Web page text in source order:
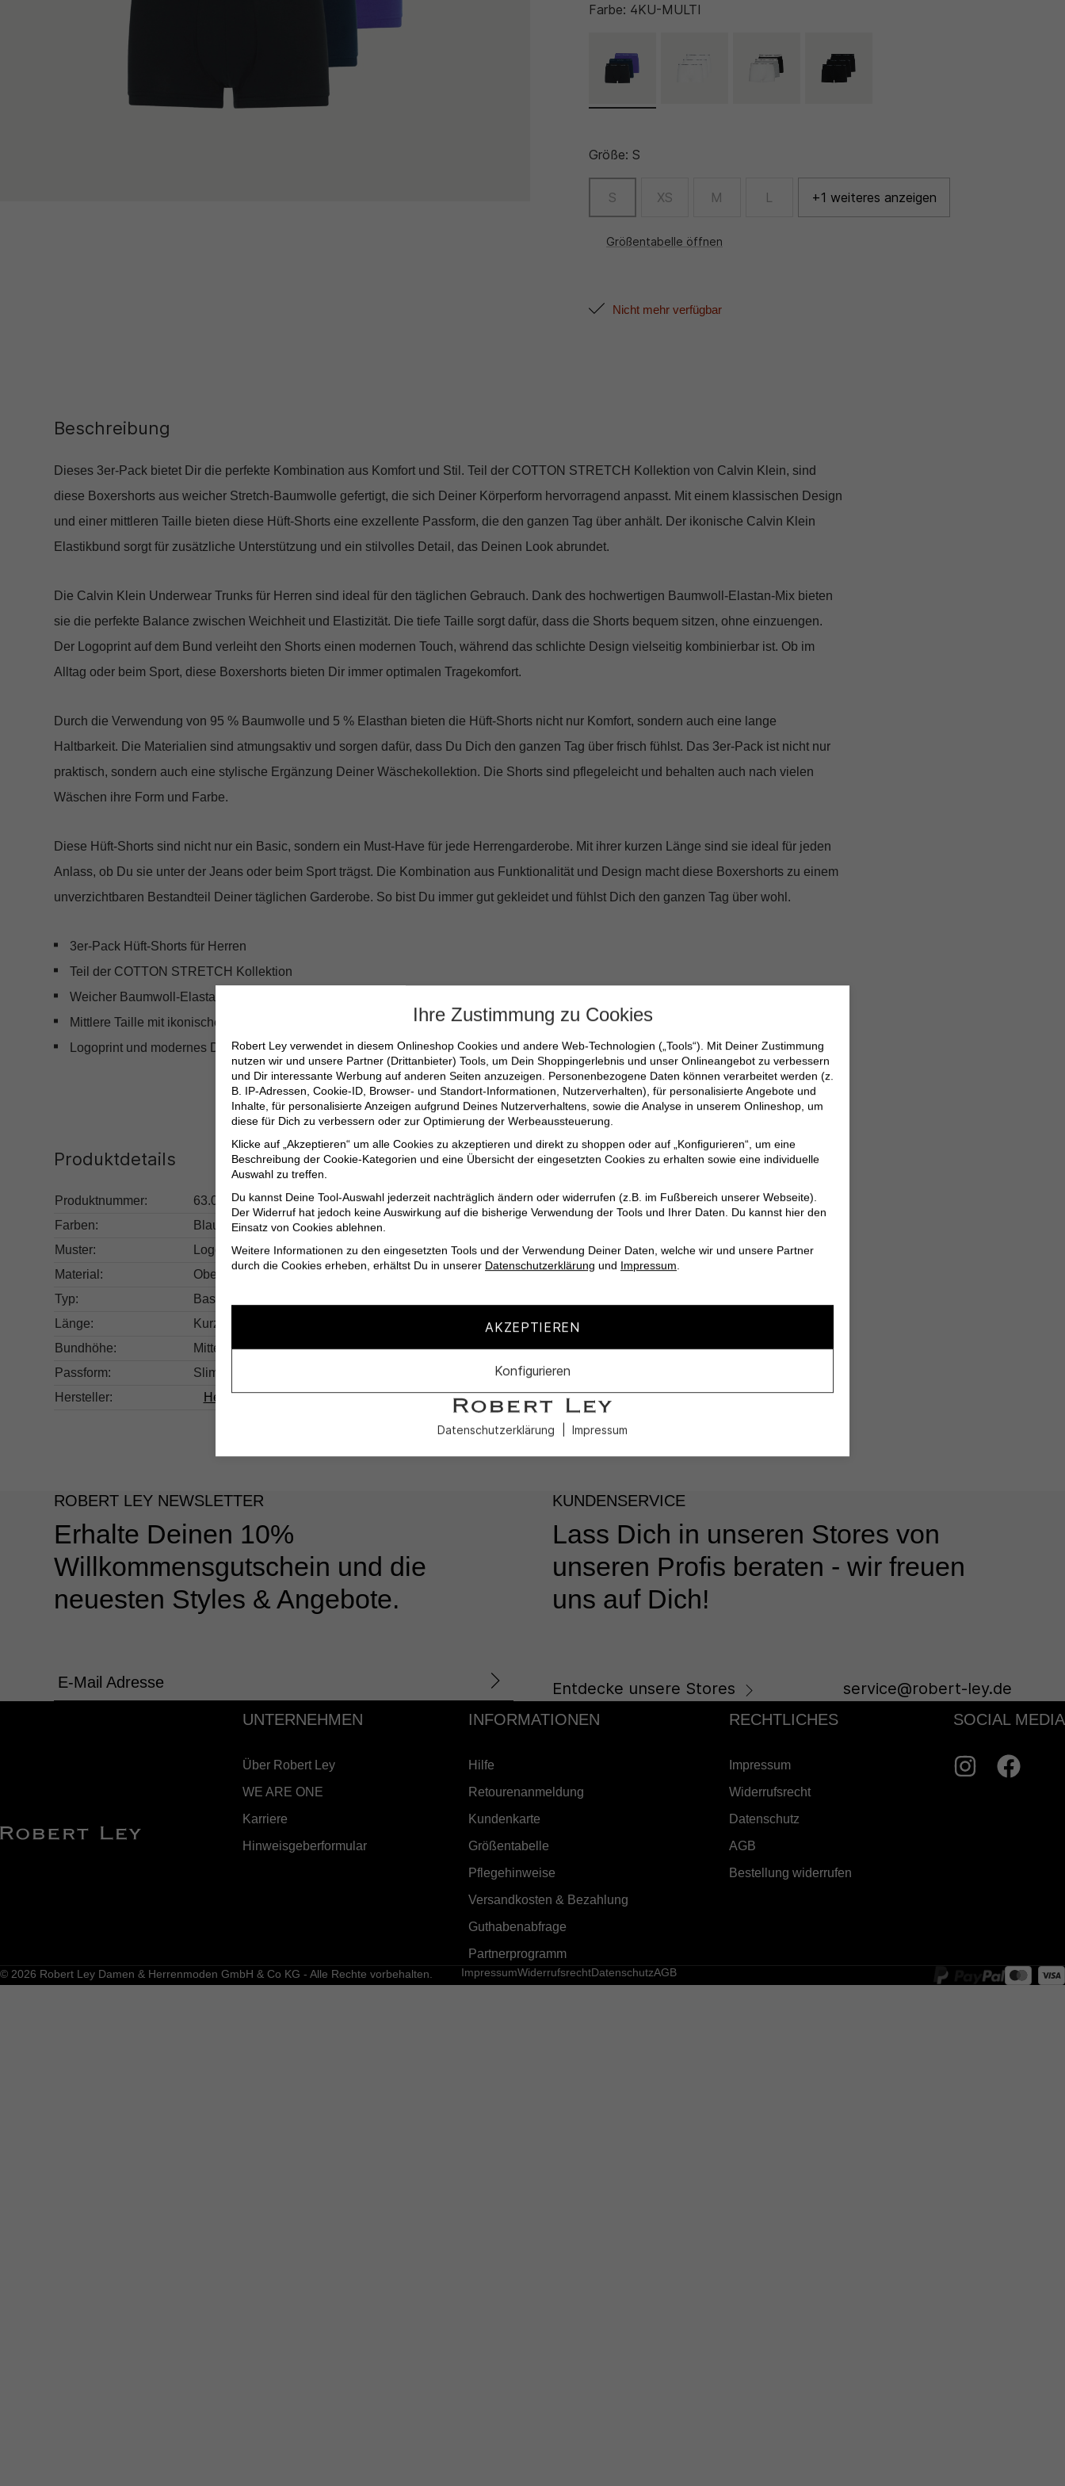
Farbe: 4KU-MULTI
Größe: S
S XS M L +1 weiteres anzeigen
Größentabelle öffnen
Nicht mehr verfügbar
Beschreibung
Dieses 3er-Pack bietet Dir die perfekte Kombination aus Komfort und Stil. Teil der COTTON STRETCH Kollektion von Calvin Klein, sind
diese Boxershorts aus weicher Stretch-Baumwolle gefertigt, die sich Deiner Körperform hervorragend anpasst. Mit einem klassischen Design
und einer mittleren Taille bieten diese Hüft-Shorts eine exzellente Passform, die den ganzen Tag über anhält. Der ikonische Calvin Klein
Elastikbund sorgt für zusätzliche Unterstützung und ein stilvolles Detail, das Deinen Look abrundet.
Die Calvin Klein Underwear Trunks für Herren sind ideal für den täglichen Gebrauch. Dank des hochwertigen Baumwoll-Elastan-Mix bieten
sie die perfekte Balance zwischen Weichheit und Elastizität. Die tiefe Taille sorgt dafür, dass die Shorts bequem sitzen, ohne einzuengen.
Der Logoprint auf dem Bund verleiht den Shorts einen modernen Touch, während das schlichte Design vielseitig kombinierbar ist. Ob im
Alltag oder beim Sport, diese Boxershorts bieten Dir immer optimalen Tragekomfort.
Durch die Verwendung von 95 % Baumwolle und 5 % Elasthan bieten die Hüft-Shorts nicht nur Komfort, sondern auch eine lange
Haltbarkeit. Die Materialien sind atmungsaktiv und sorgen dafür, dass Du Dich den ganzen Tag über frisch fühlst. Das 3er-Pack ist nicht nur
praktisch, sondern auch eine stylische Ergänzung Deiner Wäschekollektion. Die Shorts sind pflegeleicht und behalten auch nach vielen
Wäschen ihre Form und Farbe.
Diese Hüft-Shorts sind nicht nur ein Basic, sondern ein Must-Have für jede Herrengarderobe. Mit ihrer kurzen Länge sind sie ideal für jeden
Anlass, ob Du sie unter der Jeans oder beim Sport trägst. Die Kombination aus Funktionalität und Design macht diese Boxershorts zu einem
unverzichtbaren Bestandteil Deiner täglichen Garderobe. So bist Du immer gut gekleidet und fühlst Dich den ganzen Tag über wohl.
3er-Pack Hüft-Shorts für Herren
Teil der COTTON STRETCH Kollektion
Weicher Baumwoll-Elastan-Mix
Mittlere Taille mit ikonischem Calvin Klein Elastikbund
Logoprint und modernes Design
Produktdetails
Produktnummer:
63.0000U2664G-4KU-S
Farben:
Blau
Muster:
Logoprint
Material:
Obermaterial: 95% Baumwolle, 5% Elasthan
Typ:
Basic
Länge:
Kurz
Bundhöhe:
Mittel
Passform:
Slim Fit
Hersteller:
Herstellerinformationen
ROBERT LEY NEWSLETTER
Erhalte Deinen 10%
Willkommensgutschein und die
neuesten Styles & Angebote.
E-Mail Adresse
KUNDENSERVICE
Lass Dich in unseren Stores von
unseren Profis beraten - wir freuen
uns auf Dich!
Entdecke unsere Stores service@robert-ley.de
UNTERNEHMEN
Über Robert Ley
WE ARE ONE
Karriere
Hinweisgeberformular
INFORMATIONEN
Hilfe
Retourenanmeldung
Kundenkarte
Größentabelle
Pflegehinweise
Versandkosten & Bezahlung
Guthabenabfrage
Partnerprogramm
RECHTLICHES
Impressum
Widerrufsrecht
Datenschutz
AGB
Bestellung widerrufen
SOCIAL MEDIA
© 2026 Robert Ley Damen & Herrenmoden GmbH & Co KG - Alle Rechte vorbehalten. ImpressumWiderrufsrechtDatenschutzAGB
Ihre Zustimmung zu Cookies
Robert Ley verwendet in diesem Onlineshop Cookies und andere Web-Technologien („Tools“). Mit Deiner Zustimmung
nutzen wir und unsere Partner (Drittanbieter) Tools, um Dein Shoppingerlebnis und unser Onlineangebot zu verbessern
und Dir interessante Werbung auf anderen Seiten anzuzeigen. Personenbezogene Daten können verarbeitet werden (z.
B. IP-Adressen, Cookie-ID, Browser- und Standort-Informationen, Nutzerverhalten), für personalisierte Angebote und
Inhalte, für personalisierte Anzeigen aufgrund Deines Nutzerverhaltens, sowie die Analyse in unserem Onlineshop, um
diese für Dich zu verbessern oder zur Optimierung der Werbeaussteuerung.
Klicke auf „Akzeptieren“ um alle Cookies zu akzeptieren und direkt zu shoppen oder auf „Konfigurieren“, um eine
Beschreibung der Cookie-Kategorien und eine Übersicht der eingesetzten Cookies zu erhalten sowie eine individuelle
Auswahl zu treffen.
Du kannst Deine Tool-Auswahl jederzeit nachträglich ändern oder widerrufen (z.B. im Fußbereich unserer Webseite).
Der Widerruf hat jedoch keine Auswirkung auf die bisherige Verwendung der Tools und Ihrer Daten. Du kannst hier den
Einsatz von Cookies ablehnen.
Weitere Informationen zu den eingesetzten Tools und der Verwendung Deiner Daten, welche wir und unsere Partner
durch die Cookies erheben, erhältst Du in unserer Datenschutzerklärung und Impressum.
AKZEPTIEREN
Konfigurieren
Datenschutzerklärung Impressum